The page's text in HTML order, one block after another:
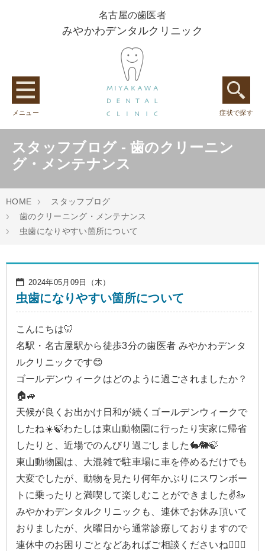
名古屋の歯医者
みやかわデンタルクリニック
メニュー 症状で探す
スタッフブログ - 歯のクリーニン
グ・メンテナンス
HOME
スタッフブログ
歯のクリーニング・メンテナンス
虫歯になりやすい箇所について
2024年05月09日（木）
虫歯になりやすい箇所について
こんにちは🦷
名駅・名古屋駅から徒歩3分の歯医者 みやかわデンタ
ルクリニックです😊
ゴールデンウィークはどのように過ごされましたか？
🏠🚙
天候が良くお出かけ日和が続くゴールデンウィークで
したね☀️🍃わたしは東山動物園に行ったり実家に帰省
したりと、近場でのんびり過ごしました🐇🐘🍃
東山動物園は、大混雑で駐車場に車を停めるだけでも
大変でしたが、動物を見たり何年かぶりにスワンボー
トに乗ったりと満喫して楽しむことができました✌️🦢
みやかわデンタルクリニックも、連休でお休み頂いて
おりましたが、火曜日から通常診療しておりますので
連休中のお困りごとなどあればご相談くださいね💁‍♀️✨